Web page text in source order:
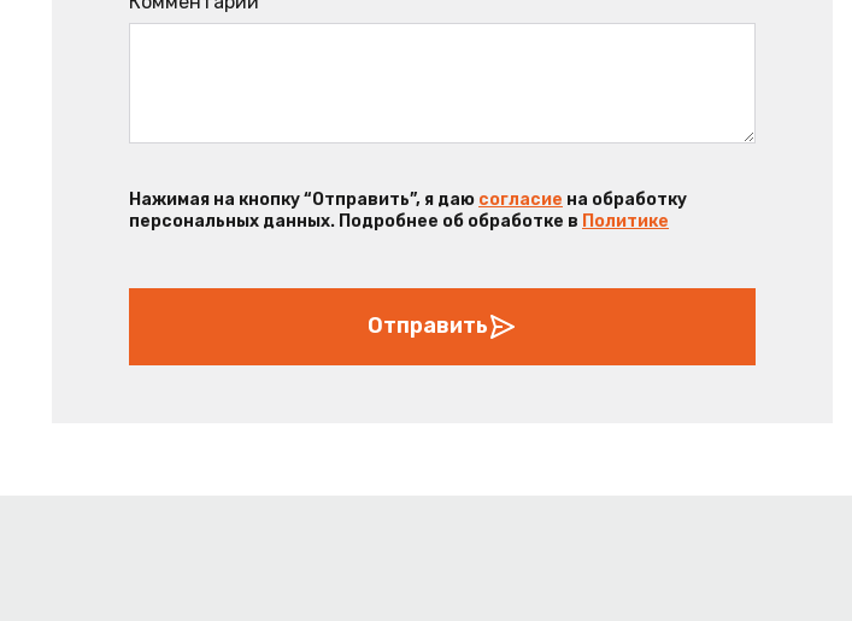
Нажимая на кнопку “Отправить”, я даю согласие на обработку
персональных данных. Подробнее об обработке в Политике
Отправить